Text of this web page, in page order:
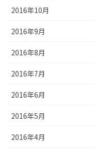
2016年10月
2016年9月
2016年8月
2016年7月
2016年6月
2016年5月
2016年4月